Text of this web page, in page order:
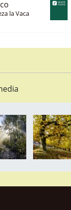
la Vaca